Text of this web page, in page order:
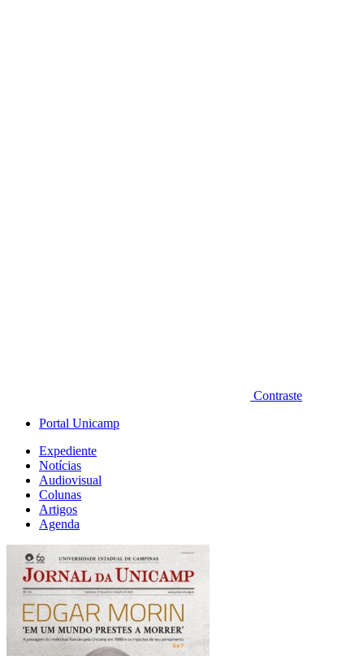
Contraste
Portal Unicamp
Expediente
Notícias
Audiovisual
Colunas
Artigos
Agenda